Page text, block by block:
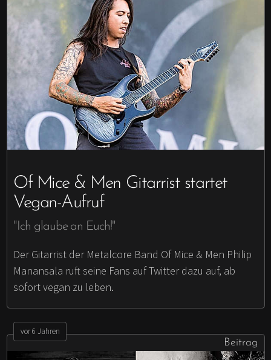
Of Mice & Men Gitarrist startet
Vegan-Aufruf
"Ich glaube an Euch!"
Der Gitarrist der Metalcore Band Of Mice & Men Philip
Manansala ruft seine Fans auf Twitter dazu auf, ab
sofort vegan zu leben.
vor 6 Jahren
Beitrag